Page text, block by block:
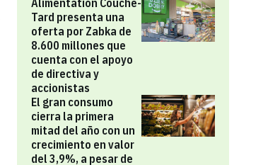
Alimentation Couche-
Tard presenta una
oferta por Zabka de
8.600 millones que
cuenta con el apoyo
de directiva y
accionistas
El gran consumo
cierra la primera
mitad del año con un
crecimiento en valor
del 3,9%, a pesar de